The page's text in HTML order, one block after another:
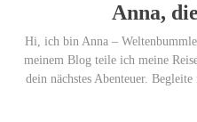
Anna,
Hi, ich bin Anna –
meinem Blog teile ich meine
dein nächstes Abenteuer.